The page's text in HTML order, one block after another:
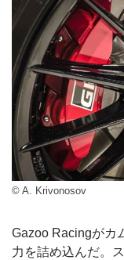
© A. Krivonosov
Gazoo Racingがカ
力を詰め込んだ。